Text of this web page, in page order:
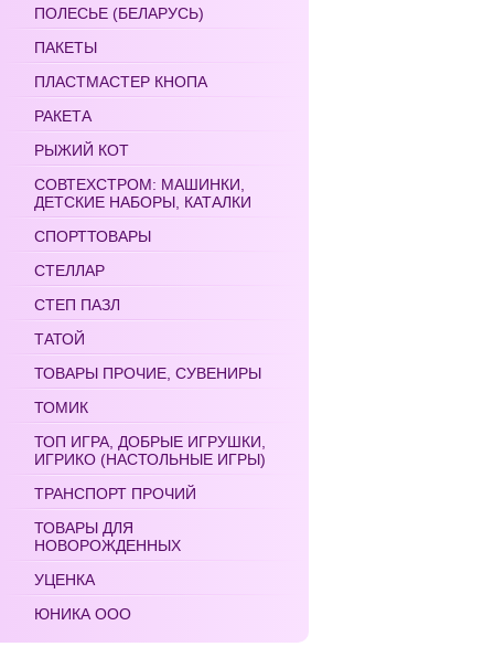
ПОЛЕСЬЕ (БЕЛАРУСЬ)
ПАКЕТЫ
ПЛАСТМАСТЕР КНОПА
РАКЕТА
РЫЖИЙ КОТ
СОВТЕХСТРОМ: МАШИНКИ,
ДЕТСКИЕ НАБОРЫ, КАТАЛКИ
СПОРТТОВАРЫ
СТЕЛЛАР
СТЕП ПАЗЛ
ТАТОЙ
ТОВАРЫ ПРОЧИЕ, СУВЕНИРЫ
ТОМИК
ТОП ИГРА, ДОБРЫЕ ИГРУШКИ,
ИГРИКО (НАСТОЛЬНЫЕ ИГРЫ)
ТРАНСПОРТ ПРОЧИЙ
ТОВАРЫ ДЛЯ
НОВОРОЖДЕННЫХ
УЦЕНКА
ЮНИКА ООО